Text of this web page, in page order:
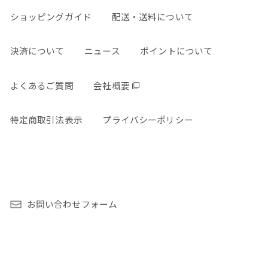
ショッピングガイド 配送・送料について
決済について ニュース ポイントについて
よくあるご質問 会社概要
特定商取引法表示 プライバシーポリシー
お問い合わせフォーム